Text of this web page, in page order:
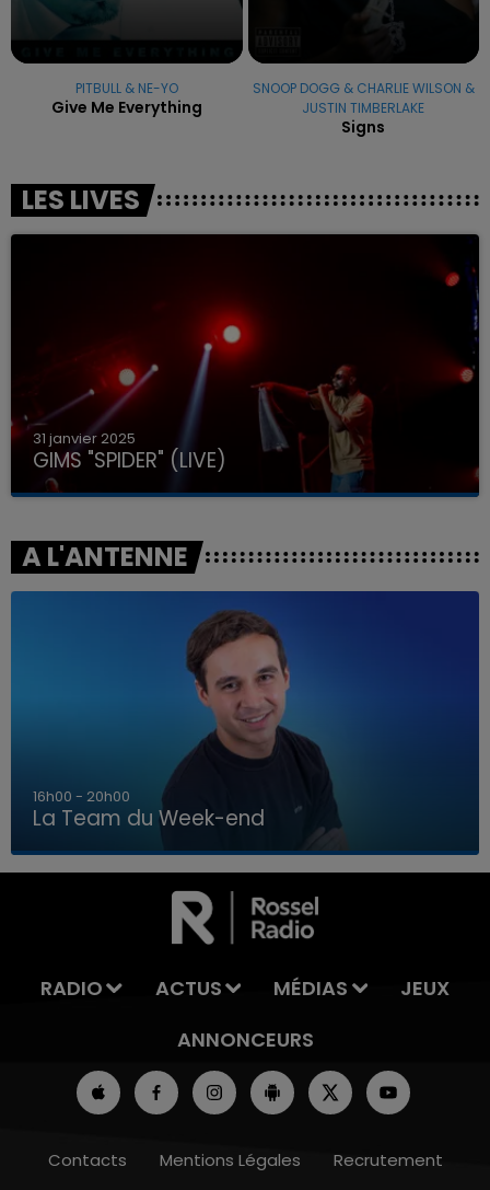
LA TEAM DU WEEK-END
PITBULL & NE-YO
Give Me Everything
SNOOP DOGG & CHARLIE WILSON &
JUSTIN TIMBERLAKE
Signs
LES LIVES
31 janvier 2025
GIMS "SPIDER" (LIVE)
A L'ANTENNE
7h00 - 12h00
La Team du Week-end
RADIO ACTUS MÉDIAS
JEUX
ANNONCEURS
Contacts Mentions Légales Recrutement